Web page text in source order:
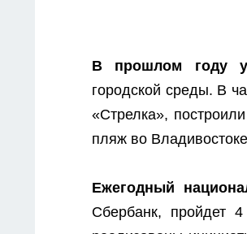
В прошлом году
городской среды. В
«Стрелка»,
пляж во
Ежегодный
Сбербанк, пройдет